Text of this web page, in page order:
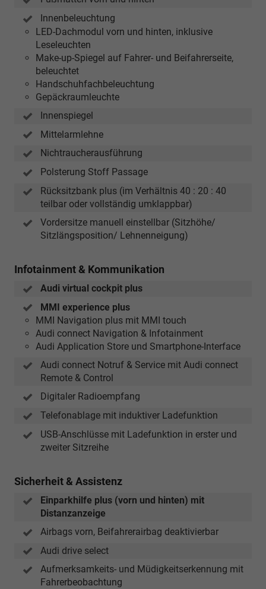
Innenbeleuchtung
LED-Dachmodul vorn und hinten, inklusive
Leseleuchten
Make-up-Spiegel auf Fahrer- und Beifahrerseite,
beleuchtet
Handschuhfachbeleuchtung
Gepäckraumleuchte
Innenspiegel
Mittelarmlehne
Nichtraucherausführung
Polsterung Stoff Passage
Rücksitzbank plus (im Verhältnis 40 : 20 : 40
teilbar oder vollständig umklappbar)
Vordersitze manuell einstellbar (Sitzhöhe/
Sitzlängsposition/ Lehnenneigung)
Infotainment & Kommunikation
Audi virtual cockpit plus
MMI experience plus
MMI Navigation plus mit MMI touch
Audi connect Navigation & Infotainment
Audi Application Store und Smartphone-Interface
Audi connect Notruf & Service mit Audi connect
Remote & Control
Digitaler Radioempfang
Telefonablage mit induktiver Ladefunktion
USB-Anschlüsse mit Ladefunktion in erster und
zweiter Sitzreihe
Sicherheit & Assistenz
Einparkhilfe plus (vorn und hinten) mit
Distanzanzeige
Airbags vorn, Beifahrerairbag deaktivierbar
Audi drive select
Aufmerksamkeits- und Müdigkeitserkennung mit
Fahrerbeobachtung